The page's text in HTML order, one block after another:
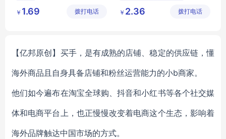
务商行
￥ 1.69 拨打电话
舒适百搭休闲女鞋
￥ 2.36 拨打电话
【亿邦原创】买手，是有成熟的店铺、稳定的供应链，懂
海外商品且自身具备店铺和粉丝运营能力的小b商家。
他们如今遍布在淘宝全球购、抖音和小红书等各个社交媒
体和电商平台上，也正慢慢改变着电商这个生态，影响着
海外品牌触达中国市场的方式。